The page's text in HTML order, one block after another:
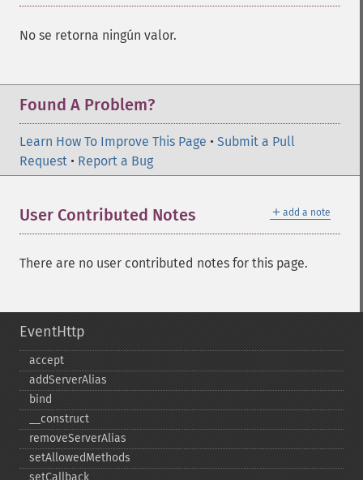
No se retorna ningún valor.
Found A Problem?
Learn How To Improve This Page • Submit a Pull
Request • Report a Bug
＋ add a note
User Contributed Notes
There are no user contributed notes for this page.
EventHttp
accept
addServerAlias
bind
_​_​construct
removeServerAlias
setAllowedMethods
setCallback